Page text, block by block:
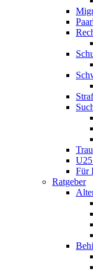
Für
Ratgeber